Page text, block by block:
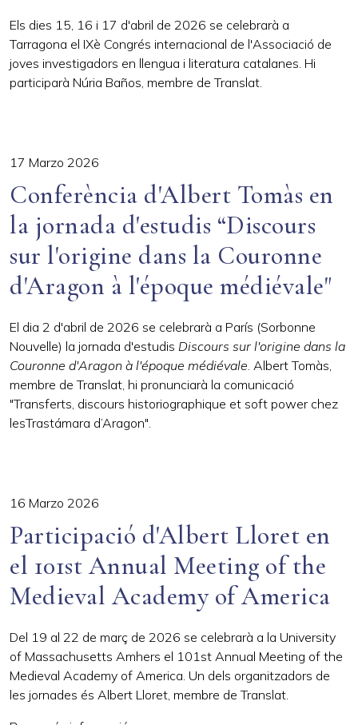
Els dies 15, 16 i 17 d'abril de 2026 se celebrarà a
Tarragona el IXè Congrés internacional de l'Associació de
joves investigadors en llengua i literatura catalanes. Hi
participarà Núria Baños, membre de Translat.
17 Marzo 2026
Conferència d'Albert Tomàs en
la jornada d'estudis “Discours
sur l'origine dans la Couronne
d'Aragon à l'époque médiévale"
El dia 2 d'abril de 2026 se celebrarà a París (Sorbonne
Nouvelle) la jornada d'estudis Discours sur l'origine dans la
Couronne d'Aragon à l'époque médiévale . Albert Tomàs,
membre de Translat, hi pronunciarà la comunicació
"Transferts, discours historiographique et soft power chez
lesTrastámara d’Aragon".
16 Marzo 2026
Participació d'Albert Lloret en
el 101st Annual Meeting of the
Medieval Academy of America
Del 19 al 22 de març de 2026 se celebrarà a la University
of Massachusetts Amhers el 101st Annual Meeting of the
Medieval Academy of America. Un dels organitzadors de
les jornades és Albert Lloret, membre de Translat.